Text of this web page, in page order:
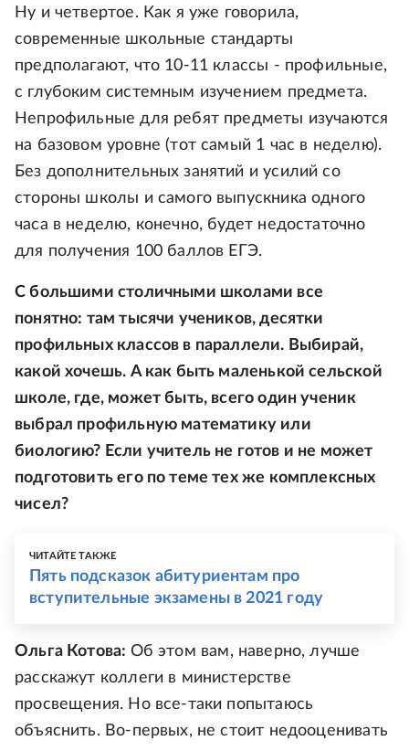
Ну и четвертое. Как я уже говорила,
современные школьные стандарты
предполагают, что 10-11 классы - профильные,
с глубоким системным изучением предмета.
Непрофильные для ребят предметы изучаются
на базовом уровне (тот самый 1 час в неделю).
Без дополнительных занятий и усилий со
стороны школы и самого выпускника одного
часа в неделю, конечно, будет недостаточно
для получения 100 баллов ЕГЭ.
С большими столичными школами все
понятно: там тысячи учеников, десятки
профильных классов в параллели. Выбирай,
какой хочешь. А как быть маленькой сельской
школе, где, может быть, всего один ученик
выбрал профильную математику или
биологию? Если учитель не готов и не может
подготовить его по теме тех же комплексных
чисел?
ЧИТАЙТЕ ТАКЖЕ
Пять подсказок абитуриентам про
вступительные экзамены в 2021 году
Ольга Котова: Об этом вам, наверно, лучше
расскажут коллеги в министерстве
просвещения. Но все-таки попытаюсь
объяснить. Во-первых, не стоит недооценивать